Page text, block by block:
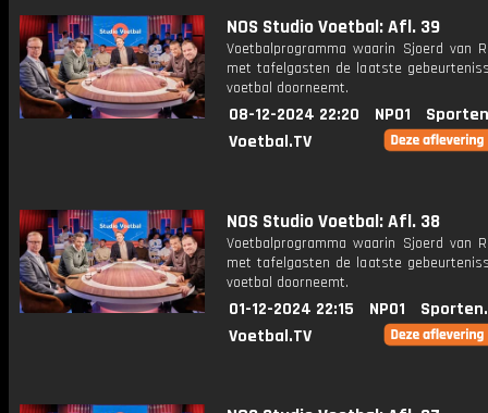
NOS Studio Voetbal: Afl. 39
Voetbalprogramma waarin Sjoerd van
met tafelgasten de laatste
voetbal doorneemt.
08-12-2024 22:20 NPO1
Voetbal.TV
NOS Studio Voetbal: Afl. 38
Voetbalprogramma waarin Sjoerd van
met tafelgasten de laatste
voetbal doorneemt.
01-12-2024 22:15 NPO1
Voetbal.TV